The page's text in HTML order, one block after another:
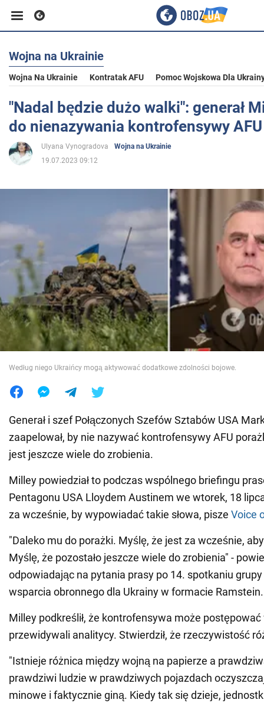
Biznes
Sport
Rozrywka
Społeczeństwo
Wojna na Ukrainie
Świat
Jedzenie
Wojna na Ukrainie
Wojna Na Ukrainie Kontratak AFU Pomoc Wojskowa Dla
"Nadal będzie dużo walki": generał
do nienazywania kontrofensywy
Ulyana Vynogradova
Wojna na Ukrainie
19.07.2023 09:12
Według niego Ukraińcy mogą aktywować dodatkowe zdolności bojowe.
Generał i szef Połączonych Szefów Sztabów USA
zaapelował, by nie nazywać kontrofensywy AFU
jest jeszcze wiele do zrobienia.
Milley powiedział to podczas wspólnego briefingu
Pentagonu USA Lloydem Austinem we wtorek, 18
za wcześnie, by wypowiadać takie słowa, pisze Voice
"Daleko mu do porażki. Myślę, że jest za wcześnie,
Myślę, że pozostało jeszcze wiele do zrobienia" -
odpowiadając na pytania prasy po 14. spotkaniu
wsparcia obronnego dla Ukrainy w formacie Ramstein.
Milley podkreślił, że kontrofensywa może
przewidywali analitycy. Stwierdził, że rzeczywistość
"Istnieje różnica między wojną na papierze a
prawdziwi ludzie w prawdziwych pojazdach
minowe i faktycznie giną. Kiedy tak się dzieje,